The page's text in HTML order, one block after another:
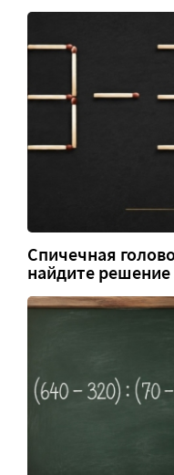
Спичечная
найдите решение